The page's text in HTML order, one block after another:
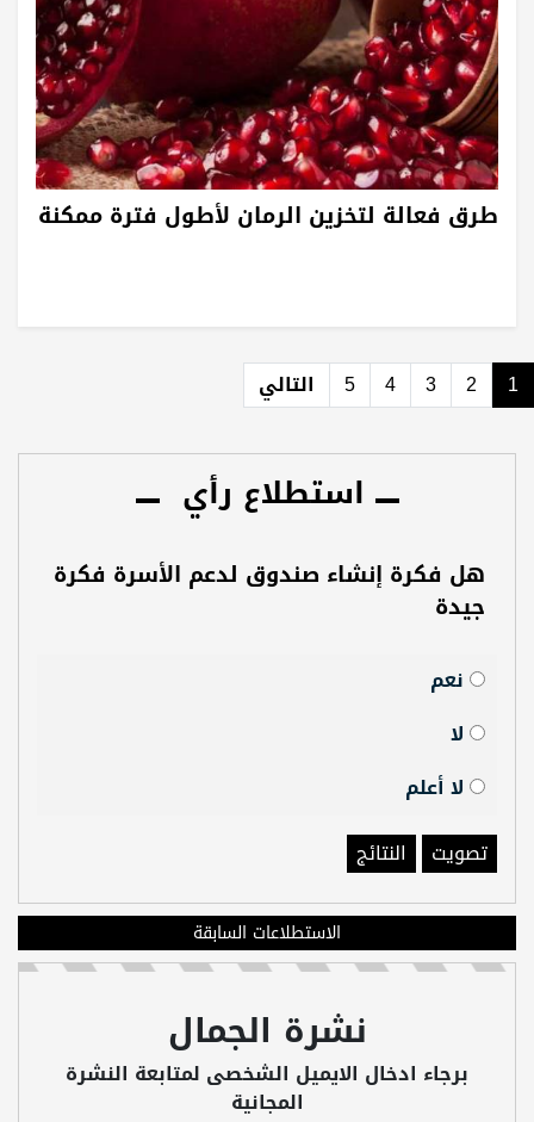
طرق فعالة لتخزين الرمان لأطول فترة ممكنة
1
2
3
4
5 التالي
استطلاع رأي
هل فكرة إنشاء صندوق لدعم الأسرة فكرة
جيدة
نعم
لا
لا أعلم
تصويت
النتائج
الاستطلاعات السابقة
نشرة الجمال
برجاء ادخال الايميل الشخصى لمتابعة النشرة
المجانية